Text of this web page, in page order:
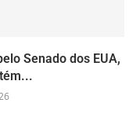
Senado dos EUA,